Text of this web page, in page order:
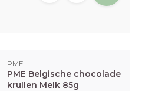
PME
PME Belgische chocolade
krullen Melk 85g